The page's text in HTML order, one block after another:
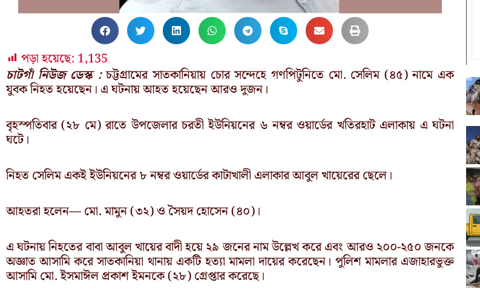
পড়া হয়েছে: 1,135
চাটগাঁ নিউজ ডেস্ক : চট্টগ্রামের সাতকানিয়ায় চোর সন্দেহে গণপিটুনিতে মো. সেলিম (৪৫) নামে এক
যুবক নিহত হয়েছেন। এ ঘটনায় আহত হয়েছেন আরও দুজন।
বৃহস্পতিবার (২৮ মে) রাতে উপজেলার চরতী ইউনিয়নের ৬ নম্বর ওয়ার্ডের খতিরহাট এলাকায় এ ঘটনা
ঘটে।
নিহত সেলিম একই ইউনিয়নের ৮ নম্বর ওয়ার্ডের কাটাখালী এলাকার আবুল খায়েরের ছেলে।
আহতরা হলেন— মো. মামুন (৩২) ও সৈয়দ হোসেন (৪০)।
এ ঘটনায় নিহতের বাবা আবুল খায়ের বাদী হয়ে ২৯ জনের নাম উল্লেখ করে এবং আরও ২০০-২৫০ জনকে
অজ্ঞাত আসামি করে সাতকানিয়া থানায় একটি হত্যা মামলা দায়ের করেছেন। পুলিশ মামলার এজাহারভুক্ত
আসামি মো. ইসমাঈল প্রকাশ ইমনকে (২৮) গ্রেপ্তার করেছে।